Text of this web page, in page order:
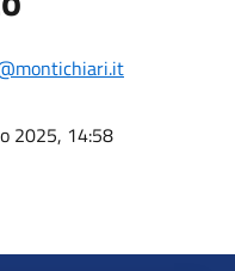
2025, 14:58